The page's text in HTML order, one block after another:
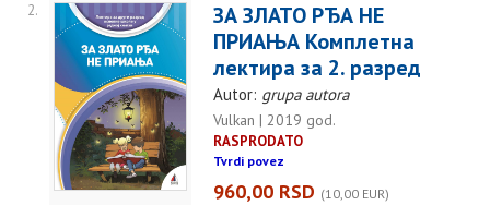
2.
ЗА ЗЛАТО РЂА НЕ
ПРИАЊА Комплетна
лектира за 2. разред
Autor: grupa autora
Vulkan | 2019 god.
RASPRODATO
Tvrdi povez
960,00 RSD (10,00 EUR)